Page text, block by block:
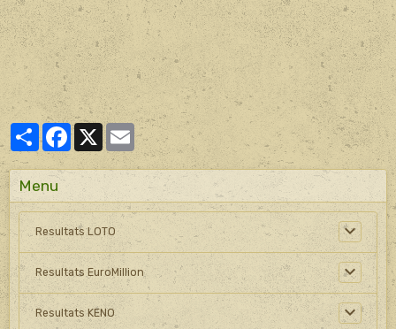
PartagerFacebook
X Email
Menu
Resultats LOTO
Resultats EuroMillion
Resultats KENO